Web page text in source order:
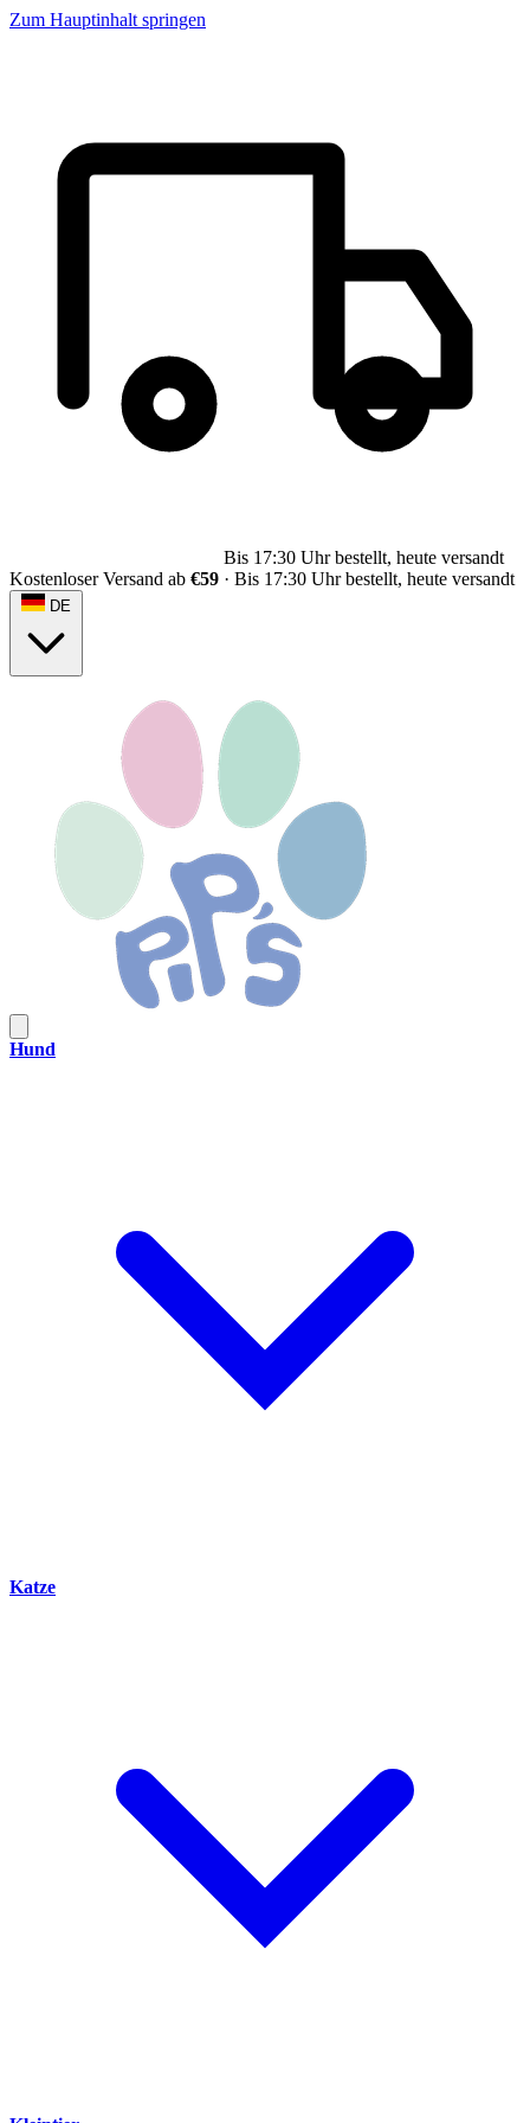
Zum Hauptinhalt springen
Kostenloser Versand ab €59 · Bis 17:30 Uhr bestellt, heute versandt
DE
Hund
Katze